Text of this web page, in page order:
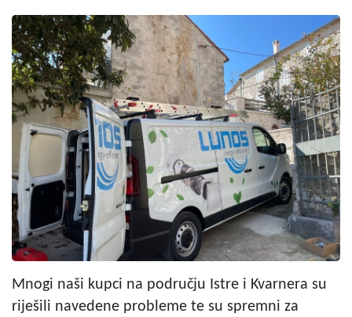
Mnogi naši kupci na području Istre i Kvarnera su
riješili navedene probleme te su spremni za